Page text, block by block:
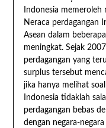
Indonesia
Neraca perdagangan
Asean dalam
meningkat. Sejak
perdagangan yang
surplus tersebut
jika hanya melihat
Indonesia tidaklah
perdagangan bebas
dengan negara-